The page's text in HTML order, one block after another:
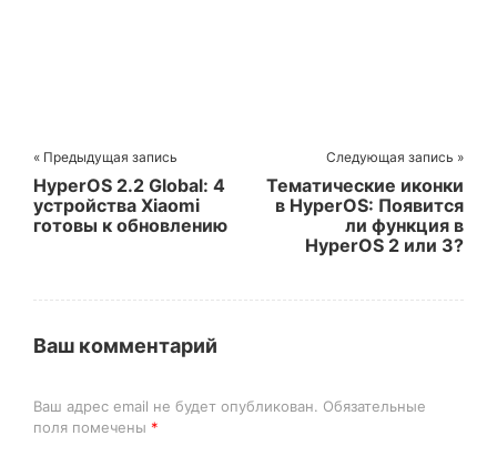
« Предыдущая запись
HyperOS 2.2 Global: 4
устройства Xiaomi
готовы к обновлению
Следующая запись »
Тематические иконки
в HyperOS: Появится
ли функция в
HyperOS 2 или 3?
Ваш комментарий
Ваш адрес email не будет опубликован. Обязательные
поля помечены *